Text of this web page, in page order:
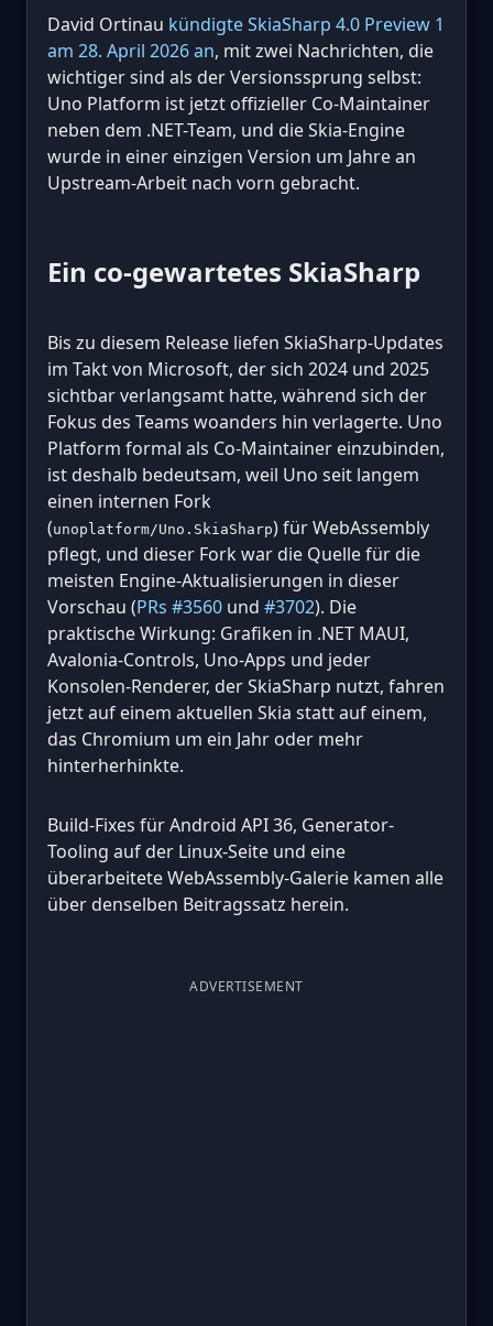
David Ortinau kündigte SkiaSharp 4.0 Preview 1
am 28. April 2026 an, mit zwei Nachrichten, die
wichtiger sind als der Versionssprung selbst:
Uno Platform ist jetzt offizieller Co-Maintainer
neben dem .NET-Team, und die Skia-Engine
wurde in einer einzigen Version um Jahre an
Upstream-Arbeit nach vorn gebracht.
Ein co-gewartetes SkiaSharp
Bis zu diesem Release liefen SkiaSharp-Updates
im Takt von Microsoft, der sich 2024 und 2025
sichtbar verlangsamt hatte, während sich der
Fokus des Teams woanders hin verlagerte. Uno
Platform formal als Co-Maintainer einzubinden,
ist deshalb bedeutsam, weil Uno seit langem
einen internen Fork
(unoplatform/Uno.SkiaSharp) für WebAssembly
pflegt, und dieser Fork war die Quelle für die
meisten Engine-Aktualisierungen in dieser
Vorschau (PRs #3560 und #3702). Die
praktische Wirkung: Grafiken in .NET MAUI,
Avalonia-Controls, Uno-Apps und jeder
Konsolen-Renderer, der SkiaSharp nutzt, fahren
jetzt auf einem aktuellen Skia statt auf einem,
das Chromium um ein Jahr oder mehr
hinterherhinkte.
Build-Fixes für Android API 36, Generator-
Tooling auf der Linux-Seite und eine
überarbeitete WebAssembly-Galerie kamen alle
über denselben Beitragssatz herein.
ADVERTISEMENT